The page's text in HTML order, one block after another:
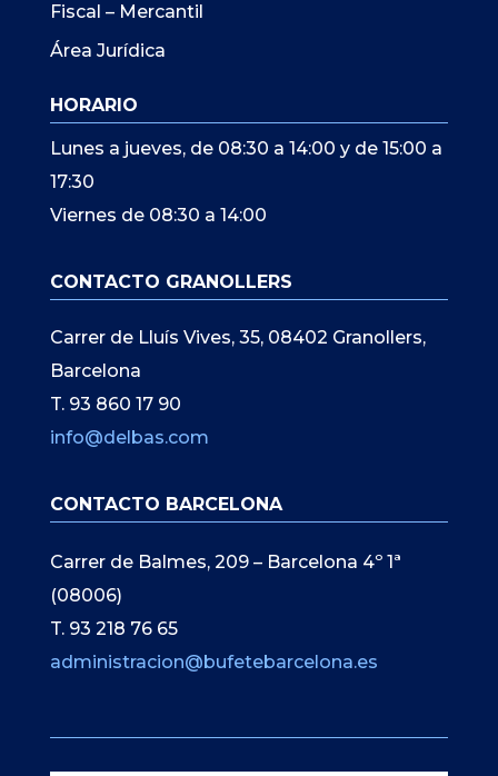
Fiscal – Mercantil
Área Jurídica
HORARIO
Lunes a jueves, de 08:30 a 14:00 y de 15:00 a
17:30
Viernes de 08:30 a 14:00
CONTACTO GRANOLLERS
Carrer de Lluís Vives, 35, 08402 Granollers,
Barcelona
T. 93 860 17 90
info@delbas.com
CONTACTO BARCELONA
Carrer de Balmes, 209 – Barcelona 4º 1ª
(08006)
T. 93 218 76 65
administracion@bufetebarcelona.es